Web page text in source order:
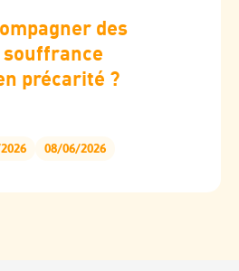
des
précarité ?
08/06/2026